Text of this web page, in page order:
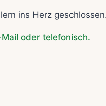
ins Herz
oder telefonisch.